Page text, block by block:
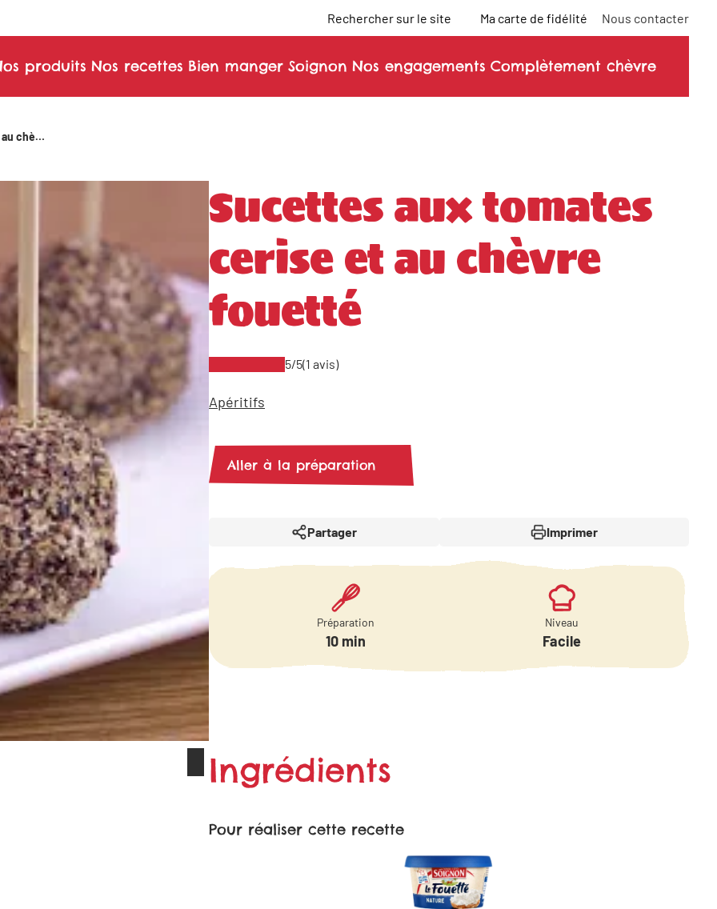
Rechercher sur le site Ma carte de fidélité Nous contacter
produits Nos recettes Bien manger Soignon Nos engagements Complètement chèvre
Sucettes aux tomates cerise et au chèvre fouetté
Sucettes aux tomates
cerise et au chèvre
fouetté
5/5(1 avis)
Apéritifs
Aller à la préparation
Partager Imprimer
Préparation
10 min
Niveau
Facile
Ingrédients
Pour réaliser cette recette